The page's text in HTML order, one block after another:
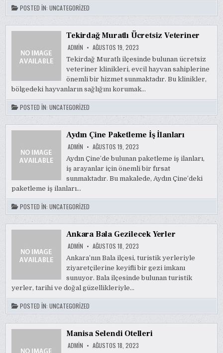
POSTED IN:UNCATEGORIZED
Tekirdağ Muratlı Ücretsiz Veteriner
ADMIN AĞUSTOS 19, 2023
Tekirdağ Muratlı ilçesinde bulunan ücretsiz
veteriner klinikleri, evcil hayvan sahiplerine
önemli bir hizmet sunmaktadır. Bu klinikler,
bölgedeki hayvanların sağlığını korumak…
POSTED IN:UNCATEGORIZED
Aydın Çine Paketleme İş İlanları
ADMIN AĞUSTOS 19, 2023
Aydın Çine’de bulunan paketleme iş ilanları,
iş arayanlar için önemli bir fırsat
sunmaktadır. Bu makalede, Aydın Çine’deki
paketleme iş ilanları…
POSTED IN:UNCATEGORIZED
Ankara Bala Gezilecek Yerler
ADMIN AĞUSTOS 18, 2023
Ankara’nın Bala ilçesi, turistik yerleriyle
ziyaretçilerine keyifli bir gezi imkanı
sunuyor. Bala ilçesinde bulunan turistik
yerler, tarihi ve doğal güzellikleriyle…
POSTED IN:UNCATEGORIZED
Manisa Selendi Otelleri
ADMIN AĞUSTOS 18, 2023